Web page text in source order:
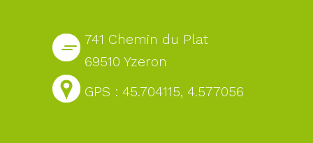
741 Chemin du Plat
69510 Yzeron
GPS : 45.704115, 4.577056